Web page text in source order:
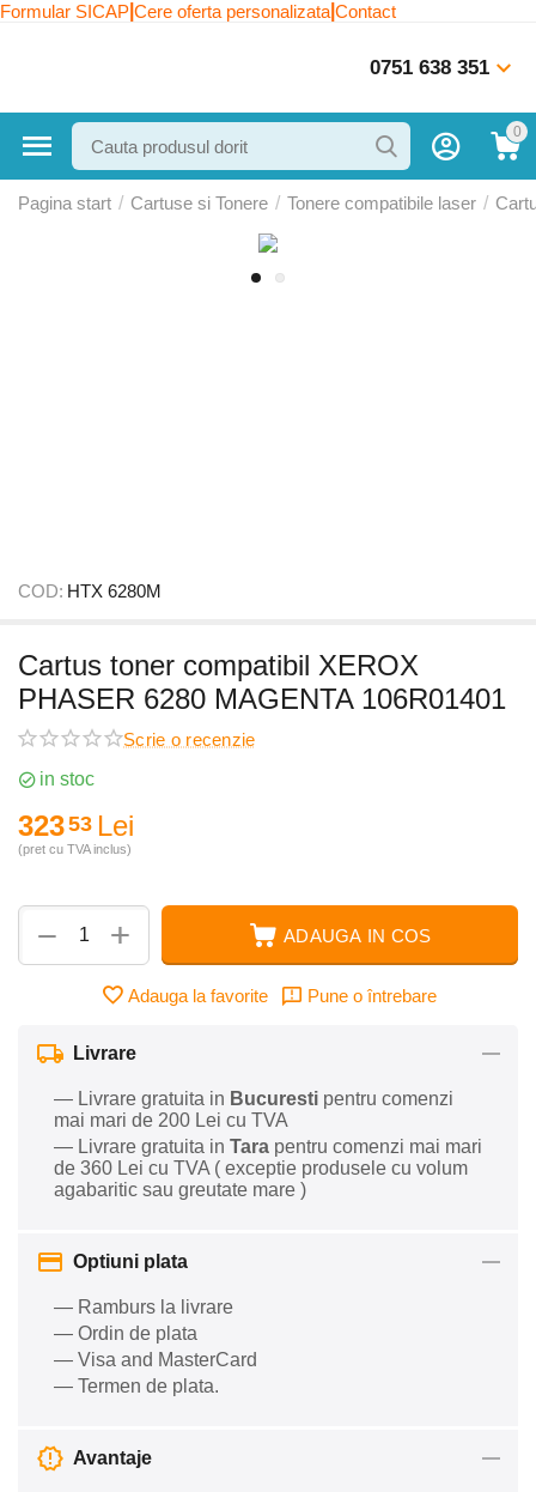
Formular SICAP Cere oferta personalizata Contact
0751 638 351
0
Pagina start / Cartuse si Tonere / Tonere compatibile laser /
COD: HTX 6280M
Cartus toner compatibil XEROX
PHASER 6280 MAGENTA 106R01401
Scrie o recenzie
in stoc
32353 Lei
(pret cu TVA inclus)
+
− ADAUGA IN COS
Adauga la favorite Pune o întrebare
Livrare
— Livrare gratuita in Bucuresti pentru comenzi
mai mari de 200 Lei cu TVA
— Livrare gratuita in Tara pentru comenzi mai mari
de 360 Lei cu TVA ( exceptie produsele cu volum
agabaritic sau greutate mare )
Optiuni plata
— Ramburs la livrare
— Ordin de plata
— Visa and MasterCard
— Termen de plata.
Avantaje